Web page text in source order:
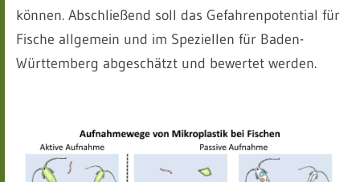
können. Abschließend soll das Gefahrenpotential für
Fische allgemein und im Speziellen für Baden-
Württemberg abgeschätzt und bewertet werden.